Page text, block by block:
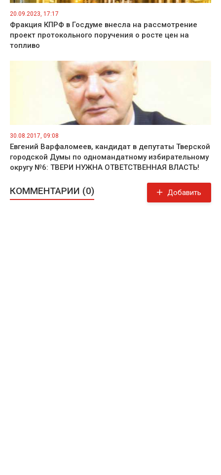
20.09.2023, 17:17
Фракция КПРФ в Госдуме внесла на рассмотрение
проект протокольного поручения о росте цен на
топливо
30.08.2017, 09:08
Евгений Варфаломеев, кандидат в депутаты Тверской
городской Думы по одномандатному избирательному
округу №6: ТВЕРИ НУЖНА ОТВЕТСТВЕННАЯ ВЛАСТЬ!
КОММЕНТАРИИ (0) Добавить